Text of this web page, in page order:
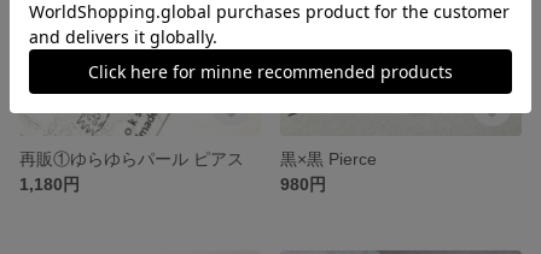
再販①ゆらゆらパール ピアス
1,180円
黒×黒 Pierce
980円